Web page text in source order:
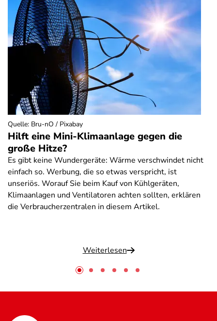
Hilft eine Mini-Klimaanlage gegen die
große Hitze?
Es gibt keine Wundergeräte: Wärme verschwindet nicht
einfach so. Werbung, die so etwas verspricht, ist
unseriös. Worauf Sie beim Kauf von Kühlgeräten,
Klimaanlagen und Ventilatoren achten sollten, erklären
die Verbraucherzentralen in diesem Artikel.
Weiterlesen
Quelle: Bru-nO / Pixabay